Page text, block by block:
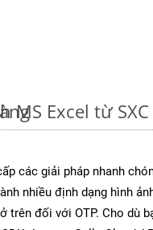
MS Excel từ
các giải pháp nhanh
nhiều định dạng hình
trên đối với OTP. Cho dù